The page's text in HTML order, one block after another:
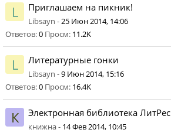
L Приглашаем на пикник!
Libsayn -25 Июн 2014, 14:06
Ответов:0 Просм: 11.2K
L Литературные гонки
Libsayn -9 Июн 2014, 15:16
Ответов:0 Просм: 16.4K
К Электронная библиотека ЛитРес
книжна - 14 Фев 2014, 10:45